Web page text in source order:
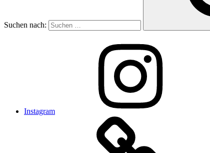
Suchen nach:
Instagram